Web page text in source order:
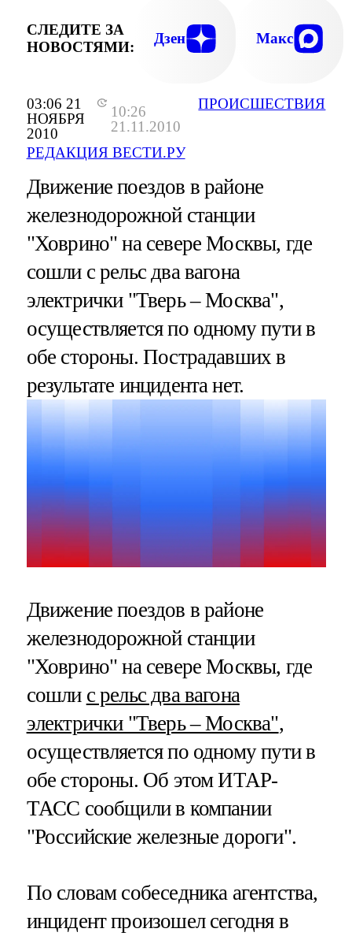
03:06 21
НОЯБРЯ
2010
10:26
21.11.2010
РЕДАКЦИЯ ВЕСТИ.РУ
ПРОИСШЕСТВИЯ
СЛЕДИТЕ ЗА
НОВОСТЯМИ:
Дзен Макс
Движение поездов в районе
железнодорожной станции
"Ховрино" на севере Москвы, где
сошли с рельс два вагона
электрички "Тверь – Москва",
осуществляется по одному пути в
обе стороны. Пострадавших в
результате инцидента нет.
Движение поездов в районе
железнодорожной станции
"Ховрино" на севере Москвы, где
сошли с рельс два вагона
электрички "Тверь – Москва",
осуществляется по одному пути в
обе стороны. Об этом ИТАР-
ТАСС сообщили в компании
"Российские железные дороги".
По словам собеседника агентства,
инцидент произошел сегодня в